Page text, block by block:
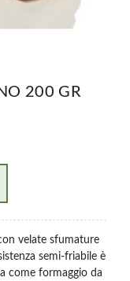
200 GR
velate sfumature
semi-friabile è
come formaggio da